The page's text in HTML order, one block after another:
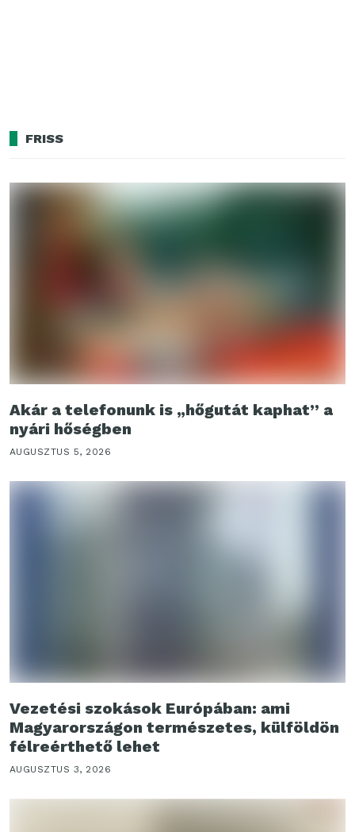
FRISS
Akár a telefonunk is „hőgutát kaphat” a
nyári hőségben
AUGUSZTUS 5, 2026
Vezetési szokások Európában: ami
Magyarországon természetes, külföldön
félreérthető lehet
AUGUSZTUS 3, 2026